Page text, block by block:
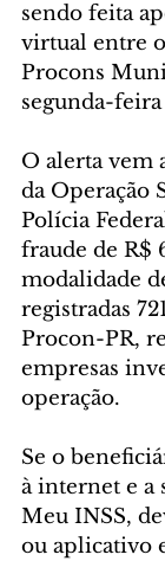
sendo feita
virtual entre
Procons
segunda-feira
O alerta vem
da Operação
Polícia
fraude de R$
modalidade
registradas
Procon-PR,
empresas
operação.
Se o
à internet e a
Meu INSS,
ou aplicativo